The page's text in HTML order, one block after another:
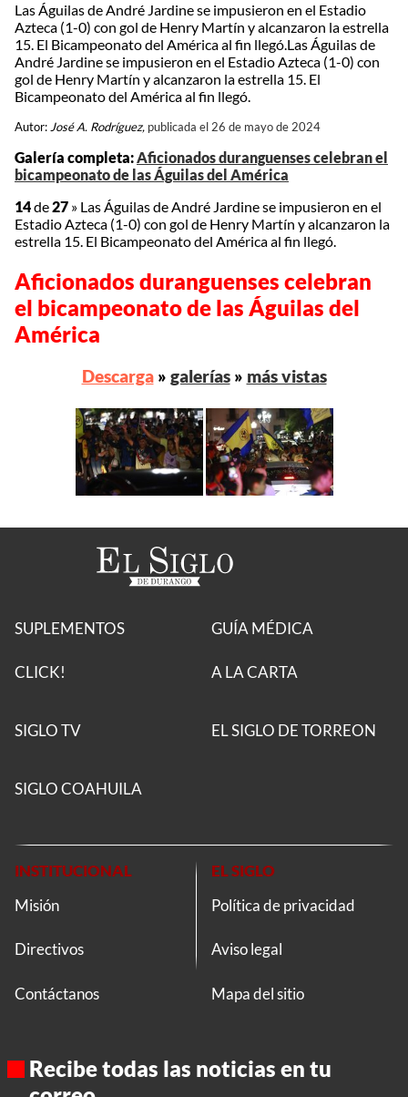
Las Águilas de André Jardine se impusieron en el Estadio
Azteca (1-0) con gol de Henry Martín y alcanzaron la estrella
15. El Bicampeonato del América al fin llegó.Las Águilas de
André Jardine se impusieron en el Estadio Azteca (1-0) con
gol de Henry Martín y alcanzaron la estrella 15. El
Bicampeonato del América al fin llegó.
Autor:José A. Rodríguez, publicada el 26 de mayo de 2024
Galería completa:Aficionados duranguenses celebran el
bicampeonato de las Águilas del América
14de27 » Las Águilas de André Jardine se impusieron en el
Estadio Azteca (1-0) con gol de Henry Martín y alcanzaron la
estrella 15. El Bicampeonato del América al fin llegó.
Aficionados duranguenses celebran
el bicampeonato de las Águilas del
América
Descarga» galerías» más vistas
SUPLEMENTOS
CLICK!
GUÍA MÉDICA
A LA CARTA
SIGLO TV EL SIGLO DE TORREON
SIGLO COAHUILA
INSTITUCIONAL
Misión
Directivos
Contáctanos
EL SIGLO
Política de privacidad
Aviso legal
Mapa del sitio
Recibe todas las noticias en tu